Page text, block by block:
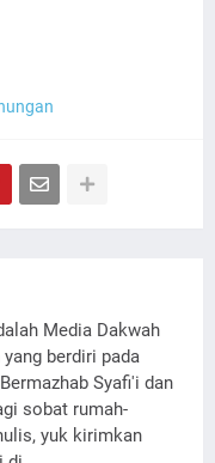
Media Dakwah
berdiri pada
Syafi'i dan
sobat rumah-
yuk kirimkan